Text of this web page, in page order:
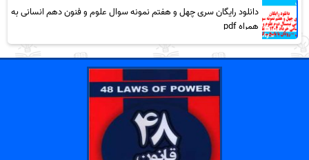
دانلود رایگان سری چهل و هفتم نمونه سوال علوم و فنون دهم انسانی به
همراه pdf